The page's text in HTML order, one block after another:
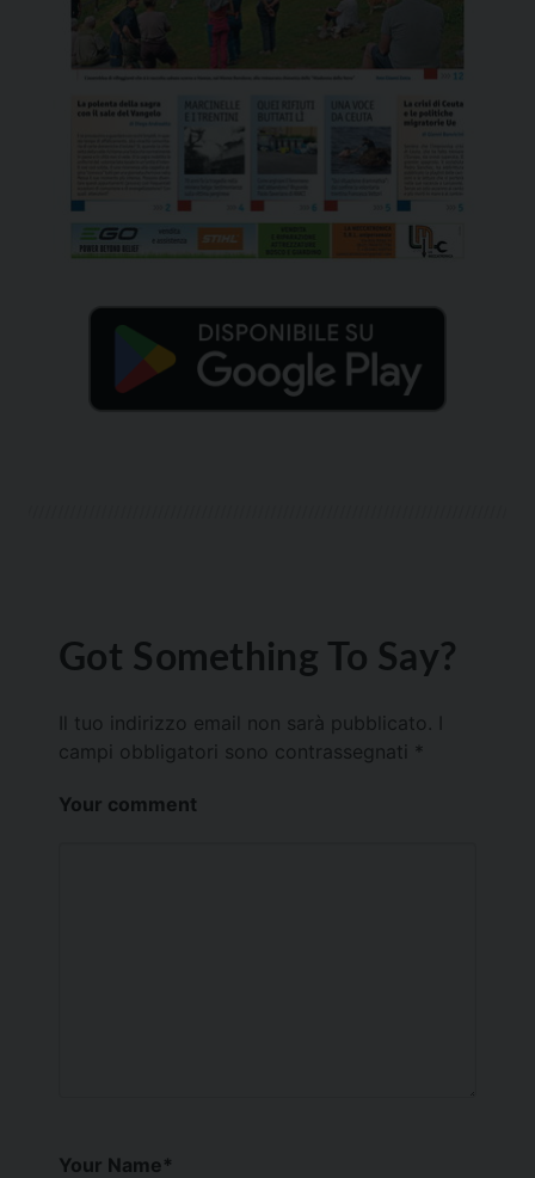
Got Something To Say?
Il tuo indirizzo email non sarà pubblicato.
campi obbligatori sono contrassegnati *
Your comment
Your Name*